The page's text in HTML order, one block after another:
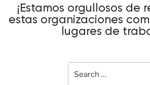
¡Estamos orgullosos de
estas organizaciones
lugares de